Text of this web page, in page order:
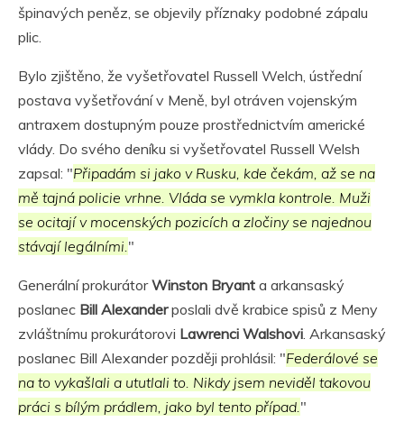
špinavých peněz, se objevily příznaky podobné zápalu
plic.
Bylo zjištěno, že vyšetřovatel Russell Welch, ústřední
postava vyšetřování v Meně, byl otráven vojenským
antraxem dostupným pouze prostřednictvím americké
vlády. Do svého deníku si vyšetřovatel Russell Welsh
zapsal: "Připadám si jako v Rusku, kde čekám, až se na
mě tajná policie vrhne. Vláda se vymkla kontrole. Muži
se ocitají v mocenských pozicích a zločiny se najednou
stávají legálními."
Generální prokurátorWinston Bryant a arkansaský
poslanec Bill Alexanderposlali dvě krabice spisů z Meny
zvláštnímu prokurátorovi Lawrenci Walshovi. Arkansaský
poslanec Bill Alexander později prohlásil: "Federálové se
na to vykašlali a ututlali to. Nikdy jsem neviděl takovou
práci s bílým prádlem, jako byl tento případ."